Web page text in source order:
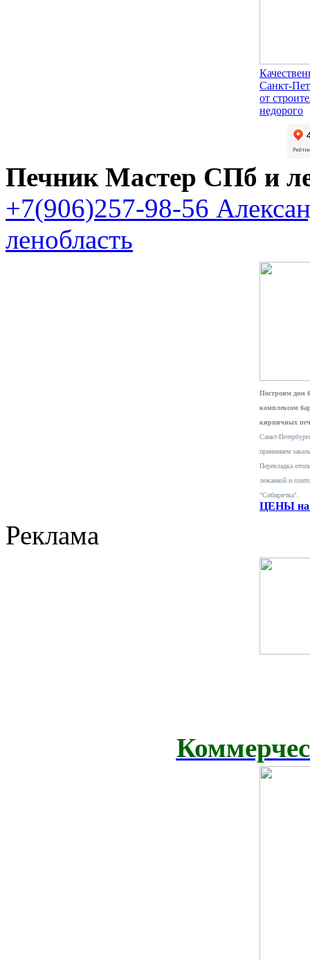
Санкт-
от
недорого
Печник Мастер СПб и
+7(906)257-98-56
ленобласть
Построим дом
комплексом
кирпичных
Санкт-
принимаем
Перекладка
лежанкой и
"Сибирячка".
ЦЕНЫ на
Реклама